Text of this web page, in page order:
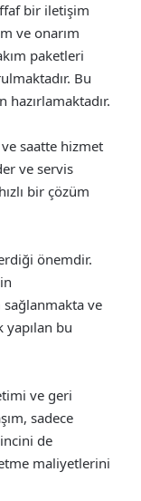
bir iletişim
ve onarım
paketleri
Bu
saatte hizmet
ve servis
bir çözüm
önemdir.
sağlanmakta ve
bu
ve geri
sadece
de
maliyetlerini